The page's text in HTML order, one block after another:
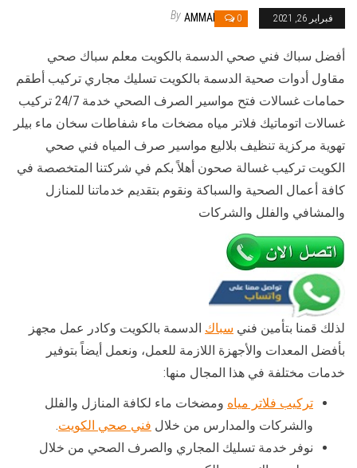
فبراير 26, 2021 0
By AMMAR
أفضل سباك فني صحي الدسمة بالكويت معلم سباك صحي
مقاول أدوات صحية الدسمة بالكويت تسليك مجاري تركيب أطقم
حمامات غسالات فتح مواسير الصرف الصحي خدمة 24/7 تركيب
غسالات اتوماتيك فلاتر مياه مضخات ماء شفاطات سخان ماء بيلر
تهوية مركزية تنظيف بلاليع مواسير صرف المياه فني صحي
الكويت تركيب غسالة صحون أهلاً بكم في شركتنا المتخصصة في
كافة أعمال الصحية والسباكة ونقوم بتقديم خدماتنا للمنازل
والمشافي والفلل والشركات
لذلك قمنا بتأمين فني سباك الدسمة بالكويت وكادر عمل مجهز
بأفضل المعدات والأجهزة اللازمة للعمل، ونعمل أيضاً بتوفير
خدمات مختلفة في هذا المجال منها:
تركيب فلاتر مياه ومضخات ماء لكافة المنازل والفلل
والشركات والمدارس من خلال فني صحي الكويت.
نوفر خدمة تسليك المجاري والصرف الصحي من خلال